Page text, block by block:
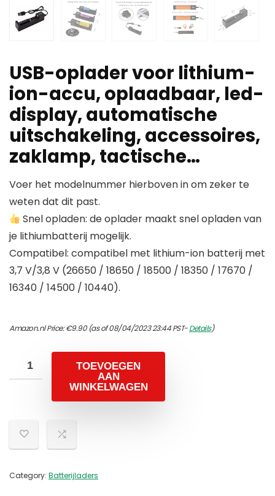
USB-oplader voor lithium-
ion-accu, oplaadbaar, led-
display, automatische
uitschakeling, accessoires,
zaklamp, tactische…
Voer het modelnummer hierboven in om zeker te
weten dat dit past.
Snel opladen: de oplader maakt snel opladen van
je lithiumbatterij mogelijk.
Compatibel: compatibel met lithium-ion batterij met
3,7 V/3,8 V (26650 / 18650 / 18500 / 18350 / 17670 /
16340 / 14500 / 10440).
Amazon.nl Price:€9.90(as of 08/04/2023 23:44 PST-Details)
TOEVOEGEN
AAN
WINKELWAGEN
Category: Batterijladers